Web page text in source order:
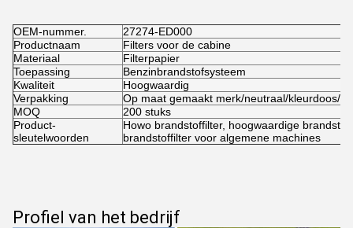
OEM-nummer.
27274-ED000
Productnaam
Filters voor de cabine
Materiaal
Filterpapier
Toepassing
Benzinbrandstofsysteem
Kwaliteit
Hoogwaardig
Verpakking
Op maat gemaakt merk/neutraal/kleurdoos/
MOQ
200 stuks
Product-
sleutelwoorden
Howo brandstoffilter, hoogwaardige
brandstoffilter voor algemene machines
Profiel van het bedrijf